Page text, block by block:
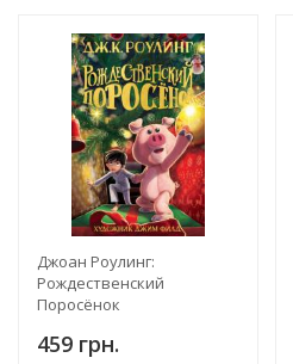
Джоан Роулинг:
Рождественский
Поросёнок
459 грн.